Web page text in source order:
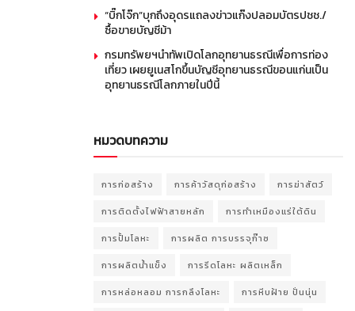
“บิ๊กโจ๊ก”บุกถึงอุดรแถลงข่าวแก๊งปลอมบัตรปชช./
ซื้อขายบัญชีม้า
กรมทรัพยฯนำทัพเปิดโลกอุทยานธรณีเพื่อการท่อง
เที่ยว เผยยูเนสโกขึ้นบัญชีอุทยานธรณีขอนแก่นเป็น
อุทยานธรณีโลกภายในปีนี้
หมวดบทความ
การก่อสร้าง การค้าวัสดุก่อสร้าง การฆ่าสัตว์
การติดตั้งไฟฟ้าสายหลัก การทำเหมืองแร่ใต้ดิน
การปั้มโลหะ การผลิต การบรรจุก๊าซ
การผลิตน้ำแข็ง การรีดโลหะ ผลิตเหล็ก
การหล่อหลอม การกลึงโลหะ การหีบฝ้าย ปั่นนุ่น